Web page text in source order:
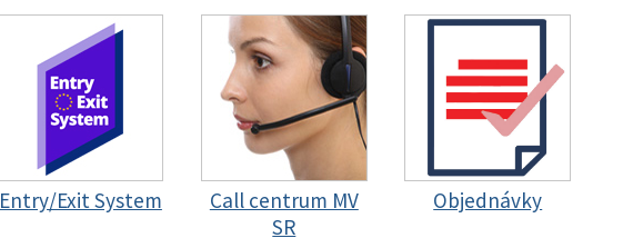
Entry/Exit System
Call centrum MV
SR
Objednávky